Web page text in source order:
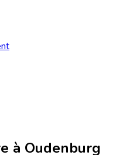
à Oudenburg